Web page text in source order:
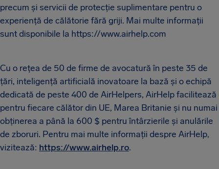
precum și servicii de protecție suplimentare pentru o
experiență de călătorie fără griji. Mai multe informații
sunt disponibile la https://www.airhelp.com
Cu o rețea de 50 de firme de avocatură în peste 35 de
țări, inteligență artificială inovatoare la bază și o echipă
dedicată de peste 400 de AirHelpers, AirHelp facilitează
pentru fiecare călător din UE, Marea Britanie și nu numai
obținerea a până la 600 $ pentru întârzierile și anulările
de zboruri. Pentru mai multe informații despre AirHelp,
vizitează: https://www.airhelp.ro.